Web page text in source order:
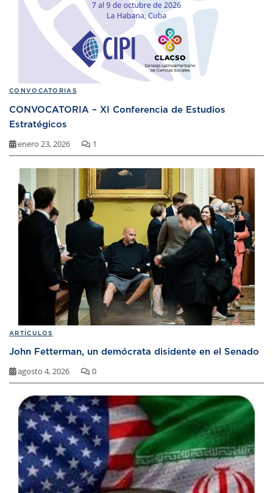
CONVOCATORIAS
CONVOCATORIA – XI Conferencia de Estudios
Estratégicos
enero 23, 2026 1
ARTÍCULOS
John Fetterman, un demócrata disidente en el Senado
agosto 4, 2026 0